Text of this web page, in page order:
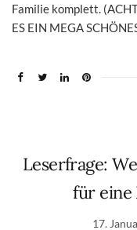
Familie komplett.
ES EIN MEGA
Leserfrage:
für
17.